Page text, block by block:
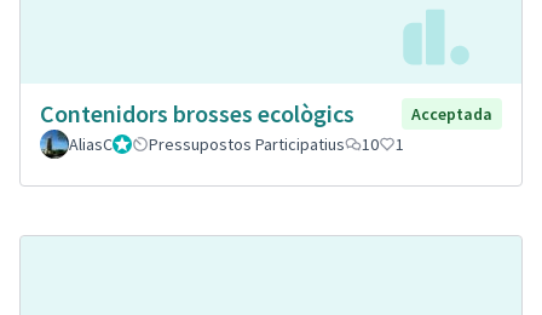
Contenidors brosses ecològics
Acceptada
AliasCGestorPressupostos Participatius 10 1